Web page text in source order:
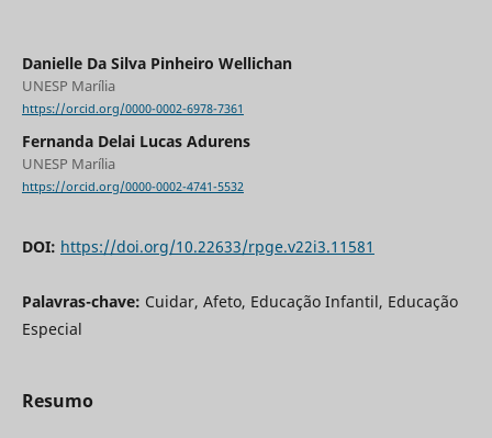
Danielle Da Silva Pinheiro Wellichan
UNESP Marília
https://orcid.org/0000-0002-6978-7361
Fernanda Delai Lucas Adurens
UNESP Marília
https://orcid.org/0000-0002-4741-5532
DOI: https://doi.org/10.22633/rpge.v22i3.11581
Palavras-chave: Cuidar, Afeto, Educação Infantil, Educação
Especial
Resumo